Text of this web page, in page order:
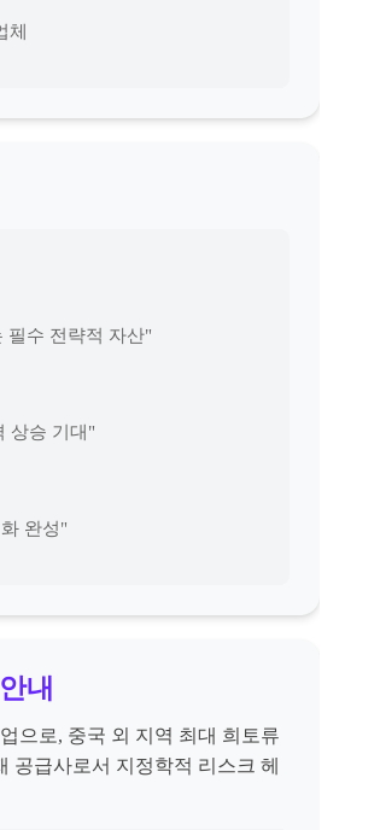
체
필수 전략적 자산"
상승 기대"
완성"
내
으로, 중국 외 지역 최대 희토류
공급사로서 지정학적 리스크 헤